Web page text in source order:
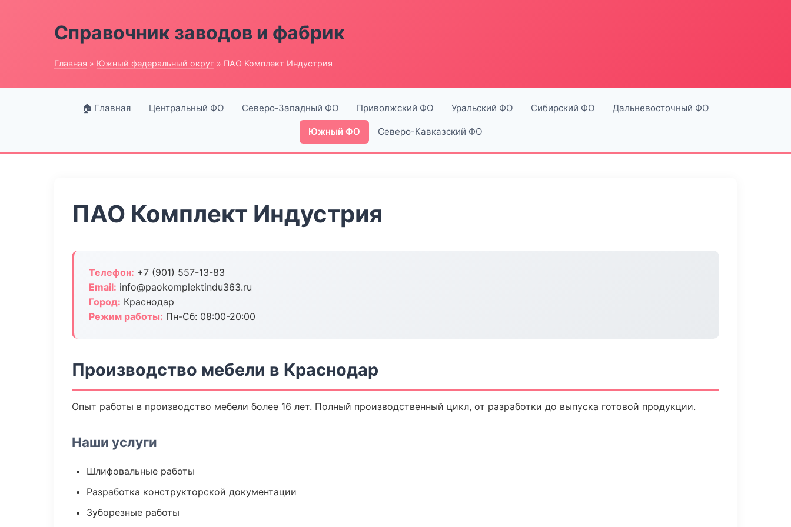
Справочник заводов и фабрик
Главная » Южный федеральный округ » ПАО Комплект Индустрия
🏠 Главная Центральный ФО Северо-Западный ФО Приволжский ФО Уральский ФО Сибирский ФО Дальневосточный ФО
Южный ФО Северо-Кавказский ФО
ПАО Комплект Индустрия
Телефон: +7 (901) 557-13-83
Email: info@paokomplektindu363.ru
Город: Краснодар
Режим работы: Пн-Сб: 08:00-20:00
Производство мебели в Краснодар
Опыт работы в производство мебели более 16 лет. Полный производственный цикл, от разработки до выпуска готовой продукции.
Наши услуги
Шлифовальные работы
Разработка конструкторской документации
Зуборезные работы